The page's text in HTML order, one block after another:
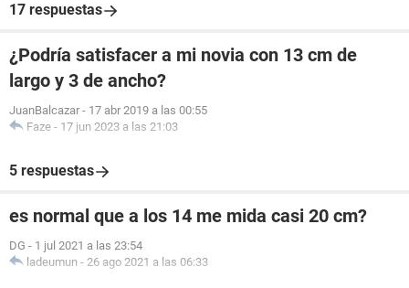
17 respuestas
¿Podría satisfacer a mi novia con 13 cm de
largo y 3 de ancho?
JuanBalcazar - 17 abr 2019 a las 00:55
Faze - 17 jun 2023 a las 21:03
5 respuestas
es normal que a los 14 me mida casi 20 cm?
DG - 1 jul 2021 a las 23:54
ladeumun - 26 ago 2021 a las 06:33